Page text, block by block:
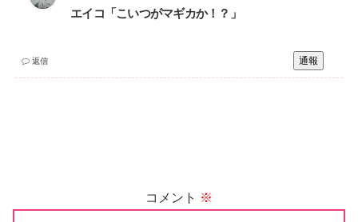
エイコ「こいつがマギカか！？」
通報
返信
コメント ※